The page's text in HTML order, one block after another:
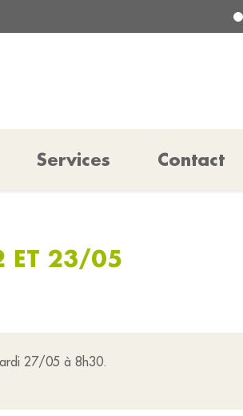
Services Contact
ET 23/05
27/05 à 8h30.